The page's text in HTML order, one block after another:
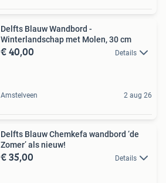
Delfts Blauw Wandbord -
Winterlandschap met Molen, 30 cm
€ 40,00 Details
Amstelveen 2 aug 26
Delfts Blauw Chemkefa wandbord ‘de
Zomer’ als nieuw!
€ 35,00 Details